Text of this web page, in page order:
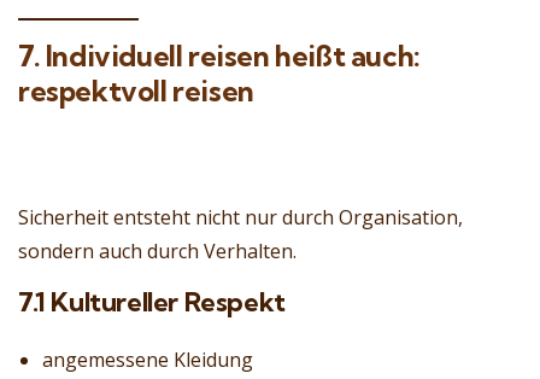
7. Individuell reisen heißt auch:
respektvoll reisen
Sicherheit entsteht nicht nur durch Organisation,
sondern auch durch Verhalten.
7.1 Kultureller Respekt
angemessene Kleidung